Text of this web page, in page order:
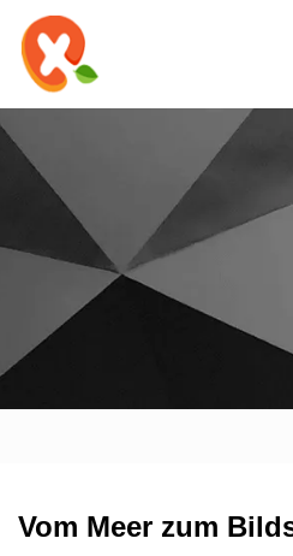
Vom Meer zum